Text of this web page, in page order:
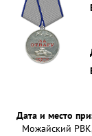
Дата и место
Можайский